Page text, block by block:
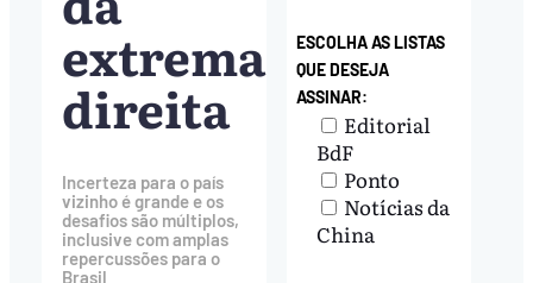
extrema
direita
Incerteza para o país
vizinho é grande e os
desafios são múltiplos,
inclusive com amplas
repercussões para o
Brasil
ESCOLHA AS LISTAS
QUE DESEJA
ASSINAR:
Editorial
BdF
Ponto
Notícias da
China